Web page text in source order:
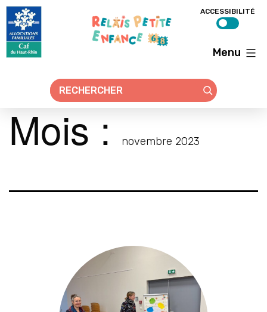
Relais
Menu
ACCESSIBILITÉ
Mois : novembre 2023